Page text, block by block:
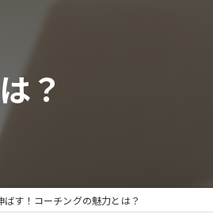
？
す！コーチングの魅力とは？